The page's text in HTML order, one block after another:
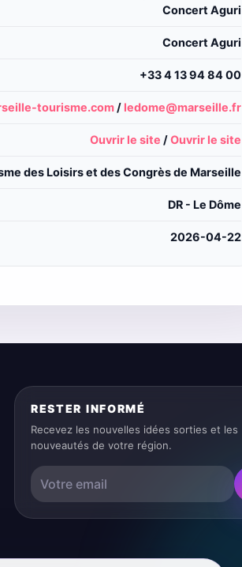
Concert Aguri
Concert Aguri
+33 4 13 94 84 00
tourisme.com / ledome@marseille.fr
Ouvrir le site /Ouvrir le site
des Loisirs et des Congrès de Marseille
DR - Le Dôme
2026-04-22
RESTER INFORMÉ
Recevez les nouvelles idées sorties et les
nouveautés de votre région.